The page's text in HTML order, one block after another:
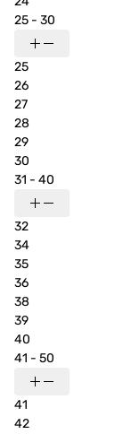
25 - 30
25
26
27
28
29
30
31 - 40
32
34
35
36
38
39
40
41 - 50
41
42